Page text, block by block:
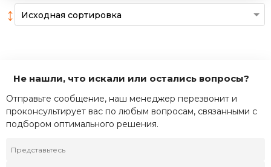
↕
Не нашли, что искали или остались вопросы?
Отправьте сообщение, наш менеджер перезвонит и
проконсультирует вас по любым вопросам, связанными с
подбором оптимального решения.